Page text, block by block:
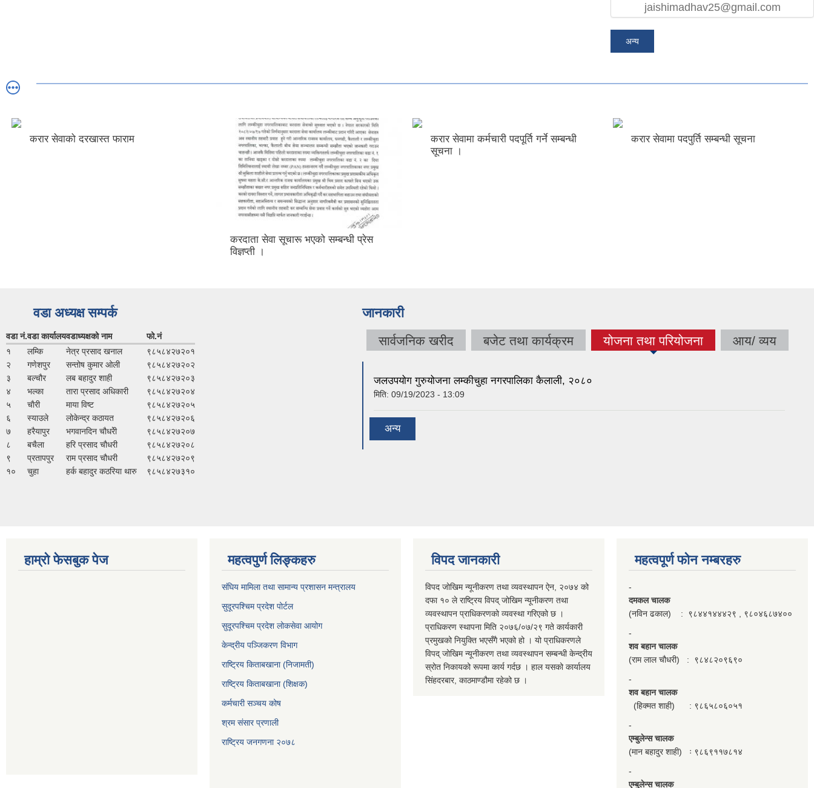
jaishimadhav25@gmail.com
अन्य
करार सेवाको दरखास्त फाराम
करदाता सेवा सूचारू भएको सम्बन्धी प्रेस
विज्ञप्ती ।
करार सेवामा कर्मचारी पदपूर्ति गर्ने सम्बन्धी
सूचना ।
करार सेवामा पदपुर्ति सम्बन्धी सूचना
वडा अध्यक्ष सम्पर्क
वडा नं.वडा कार्यालयवडाध्यक्षको नाम
फो.नं
१
लम्कि नेत्र प्रसाद खनाल
९८५८४२७२०१
२
गणेशपुर सन्तोष कुमार ओली
९८५८४२७२०२
३
बल्चौर लब बहादुर शाही
९८५८४२७२०३
४
भल्का तारा प्रसाद अधिकारी
९८५८४२७२०४
५
चाैरी माया विष्‍ट
९८५८४२७२०५
६
स्याउले लोकेन्द्र कठायत
९८५८४२७२०६
७
हरैयापुर भगवानदिन चौधरेी
९८५८४२७२०७
८
बचैला हरि प्रसाद चौधरी
९८५८४२७२०८
९
प्रतापपुर राम प्रसाद चौधरी
९८५८४२७२०९
१०
चुहा हर्क बहादुर कठरिया थारु ९८५८४२७३१०
जानकारी
सार्वजनिक खरीद बजेट तथा कार्यक्रम योजना तथा परियोजना
(active tab) आय/ व्यय
जलउपयोग गुरुयोजना लम्कीचुहा नगरपालिका कैलाली, २०८०
मिति: 09/19/2023 - 13:09
अन्य
हाम्रो फेसबुक पेज महत्वपुर्ण लिङ्कहरु
संघिय मामिला तथा सामान्य प्रशासन मन्त्रालय
सुदूरपश्चिम प्रदेश पोर्टल
सुदूरपश्‍चिम प्रदेश लोकसेवा आयोग
केन्द्रीय पञ्जिकरण विभाग
राष्ट्रिय किताबखाना (निजामती)
राष्ट्रिय किताबखाना (शिक्षक)
कर्मचारी सञ्चय कोष
श्रम संसार प्रणाली
राष्ट्रिय जनगणना २०७८
विपद जानकारी
विपद जोखिम न्यूनीकरण तथा व्यवस्थापन ऐन, २०७४ को
दफा १० ले राष्ट्रिय विपद् जोखिम न्यूनीकरण तथा
व्यवस्थापन प्राधिकरणको व्यवस्था गरिएको छ ।
प्राधिकरण स्थापना मिति २०७६/०७/२९ गते कार्यकारी
प्रमुखको नियुक्ति भएसँगै भएको हो । यो प्राधिकरणले
विपद् जोखिम न्यूनीकरण तथा व्यवस्थापन सम्बन्धी केन्द्रीय
स्रोत निकायको रूपमा कार्य गर्दछ । हाल यसको कार्यालय
सिंहदरबार, काठमाण्डौमा रहेको छ ।
महत्वपूर्ण फाेन नम्बरहरु
-
दमकल चालक
(नविन ढकाल) : ९८४४१४४४२९ , ९८०४६८७४००
-
शव बहान चालक
(राम लाल चौधरी) : ९८४८२०९६९०
-
शव बहान चालक
(हिक्मत शाही) : ९८६५८०६०५१
-
एम्बुलेन्स चालक
(मान बहादुर शाही) ः ९८६९११७८१४
-
एम्बुलेन्स चालक